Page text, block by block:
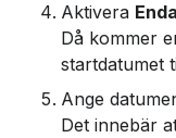
Aktivera
Då kommer
startdatumet
Ange
Det innebär